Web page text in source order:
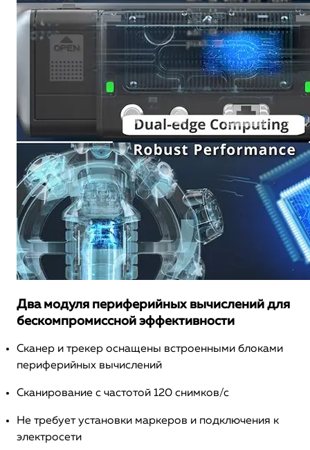
Два модуля периферийных вычислений для
бескомпромиссной эффективности
Сканер и трекер оснащены встроенными блоками
периферийных вычислений
Сканирование с частотой 120 снимков/с
Не требует установки маркеров и подключения к
электросети